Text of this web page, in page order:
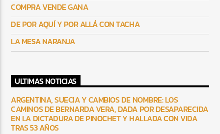
COMPRA VENDE GANA
DE POR AQUÍ Y POR ALLÁ CON TACHA
LA MESA NARANJA
ULTIMAS NOTICIAS
ARGENTINA, SUECIA Y CAMBIOS DE NOMBRE: LOS
CAMINOS DE BERNARDA VERA, DADA POR DESAPARECIDA
EN LA DICTADURA DE PINOCHET Y HALLADA CON VIDA
TRAS 53 AÑOS